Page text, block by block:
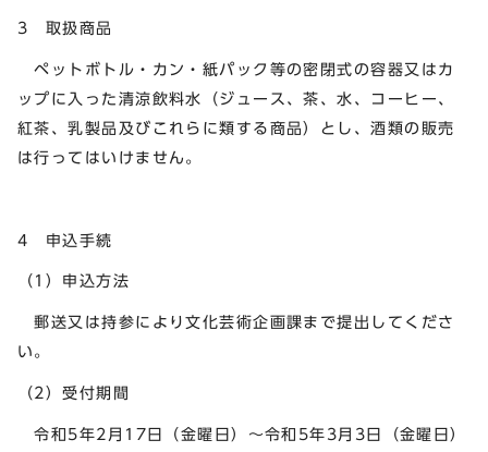
3 取扱商品
ペットボトル・カン・紙パック等の密閉式の容器又はカ
ップに入った清涼飲料水（ジュース、茶、水、コーヒー、
紅茶、乳製品及びこれらに類する商品）とし、酒類の販売
は行ってはいけません。
4 申込手続
（1）申込方法
郵送又は持参により文化芸術企画課まで提出してくださ
い。
（2）受付期間
令和5年2月17日（金曜日）～令和5年3月3日（金曜日）